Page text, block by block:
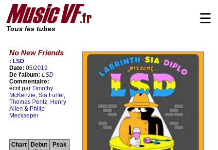
Tous les tubes
☰
No New Friends
: LSD
Date: 05/2019
De l'album: LSD
Commentaire:
écrit par Timothy
McKenzie, Sia Furler,
Thomas Pentz, Henry
Allen & Philip
Meckseper
Chart
Debut
Peak